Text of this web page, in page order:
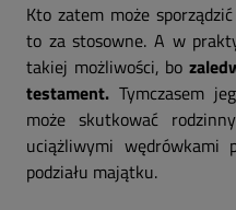
Kto zatem może
to za stosowne. A w
takiej możliwości, bo
testament. Tymczasem
może skutkować
uciążliwymi wędrówkami
podziału majątku.